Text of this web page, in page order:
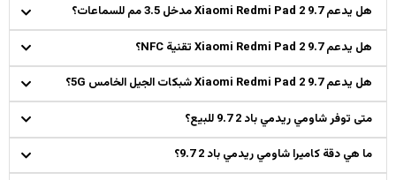
هل يدعم Xiaomi Redmi Pad 2 9.7 مدخل 3.5 مم للسماعات؟
هل يدعم Xiaomi Redmi Pad 2 9.7 تقنية NFC؟
هل يدعم Xiaomi Redmi Pad 2 9.7 شبكات الجيل الخامس 5G؟
متى توفر شاومي ريدمي باد 2 9.7 للبيع؟
ما هي دقة كاميرا شاومي ريدمي باد 2 9.7؟